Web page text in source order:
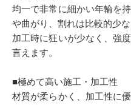
均一で非常に細かい年輪を
や曲がり、割れは比較的少
加工時に狂いが少なく、強
言えます。
■極めて高い施工・加工性
材質が柔らかく、加工性に